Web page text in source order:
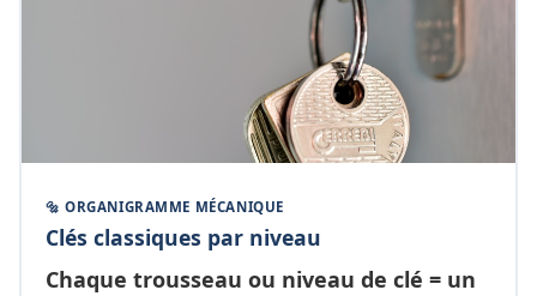
🔩 ORGANIGRAMME MÉCANIQUE
Clés classiques par niveau
Chaque trousseau ou niveau de clé = un